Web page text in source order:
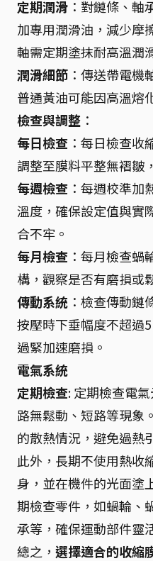
定期潤滑 ：對鏈條、
加專用潤滑油，減少摩
軸需定期塗抹耐高溫潤
潤滑細節 ：傳送帶電機
普通黃油可能因高溫熔
檢查與調整 ：
每日檢查 ：每日檢查收
調整至膜料平整無褶皺
每週檢查 ：每週校準
溫度，確保設定值與實
合不牢。
每月檢查 ：每月檢查
構，觀察是否有磨損或
傳動系統 ：檢查傳動
按壓時下垂幅度不超過
過緊加速磨損。
電氣系統
定期檢查: 定期檢查電
路無鬆動、短路等現象
的散熱情況，避免過熱
此外，長期不使用熱收
身，並在機件的光面塗
期檢查零件，如蝸輪、
承等，確保運動部件靈
總之， 選擇適合的收縮